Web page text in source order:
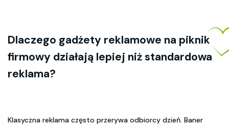
Dlaczego gadżety reklamowe na piknik
firmowy działają lepiej niż standardowa
reklama?
Klasyczna reklama często przerywa odbiorcy dzień. Baner